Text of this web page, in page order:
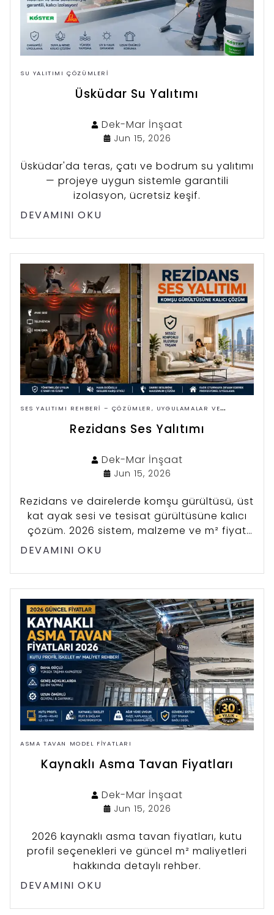
SU YALITIMI ÇÖZÜMLERI
Üsküdar Su Yalıtımı
Dek-Mar İnşaat
Jun 15, 2026
Üsküdar'da teras, çatı ve bodrum su yalıtımı
— projeye uygun sistemle garantili
izolasyon, ücretsiz keşif.
DEVAMINI OKU
SES YALITIMI REHBERI – ÇÖZÜMLER, UYGULAMALAR VE
Rezidans Ses Yalıtımı
Dek-Mar İnşaat
Jun 15, 2026
Rezidans ve dairelerde komşu gürültüsü, üst
kat ayak sesi ve tesisat gürültüsüne kalıcı
çözüm. 2026 sistem, malzeme ve m² fiyat
rehberi. 20+ yıllık İstanbul saha tecrübesi.
DEVAMINI OKU
ASMA TAVAN MODEL FIYATLARI
Kaynaklı Asma Tavan Fiyatları
Dek-Mar İnşaat
Jun 15, 2026
2026 kaynaklı asma tavan fiyatları, kutu
profil seçenekleri ve güncel m² maliyetleri
hakkında detaylı rehber.
DEVAMINI OKU